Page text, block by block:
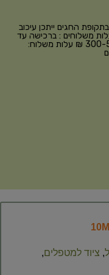
2-6 ימי עסקים, בתקופת החגים ייתכן עיכוב
עלות משלוחים : ברכישה עד
299₪ עלות משלוח 22₪, ברכישה של 300-599 ₪ עלות משלוח:
, ציוד למטפלים,